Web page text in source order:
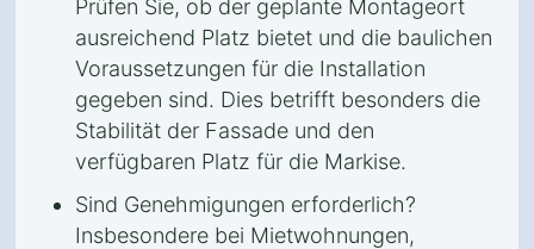
Prüfen Sie, ob der geplante Montageort
ausreichend Platz bietet und die baulichen
Voraussetzungen für die Installation
gegeben sind. Dies betrifft besonders die
Stabilität der Fassade und den
verfügbaren Platz für die Markise.
Sind Genehmigungen erforderlich?
Insbesondere bei Mietwohnungen,